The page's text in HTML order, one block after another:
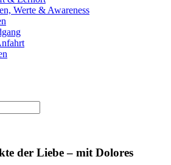
Werte & Awareness
der Liebe – mit Dolores